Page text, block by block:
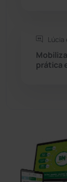
Lúcia
prática